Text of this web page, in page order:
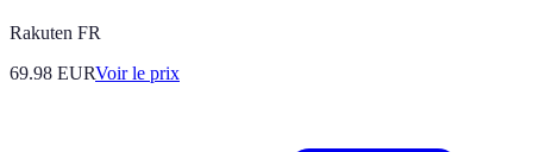
Rakuten FR
69.98 EURVoir le prix